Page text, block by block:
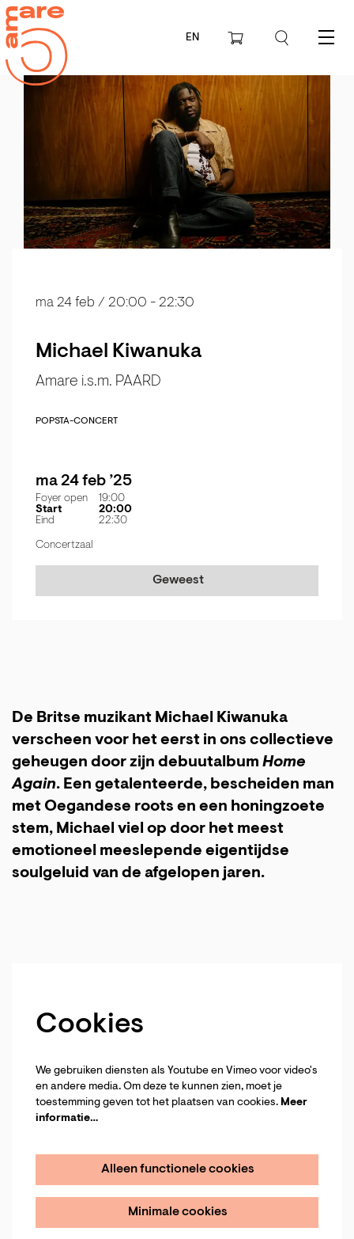
EN Menu
Michael Kiwanuka
Amare i.s.m. PAARD
ma 24 feb / 20:00 - 22:30
POPSTA-CONCERT
ma 24 feb ’25
Foyer open
19:00
Start
20:00
Eind
22:30
Concertzaal
Geweest
De Britse muzikant Michael Kiwanuka
verscheen voor het eerst in ons collectieve
geheugen door zijn debuutalbum Home
Again. Een getalenteerde, bescheiden man
met Oegandese roots en een honingzoete
stem, Michael viel op door het meest
emotioneel meeslepende eigentijdse
soulgeluid van de afgelopen jaren.
Cookies
We gebruiken diensten als Youtube en Vimeo voor video's
en andere media. Om deze te kunnen zien, moet je
toestemming geven tot het plaatsen van cookies. Meer
informatie…
Alleen functionele cookies
Minimale cookies